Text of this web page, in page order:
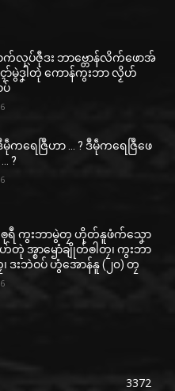
က်လုပ်ဇီုဒး ဘာဗ္တောန်လိက်ဖောအ်
ၚာ်မွဲဒၞါဲတုဲ ကောန်ကွးဘာ လၟိဟ်
ပ်
မဵုကရေဇြဳဟာ … ? ဒဳမဵုကရေဇြဳဖေ
?
ထၜုရဳ ကွးဘာမွဲတၠ ဟိုတ်နူဖံက်သၞော
အ္စာၝောံချိုတ်ၜါတၠ၊ ကွးဘာ
ဒးဘဲဝပ် ဟွံအောန်နူ (၂၀) တၠ
3372